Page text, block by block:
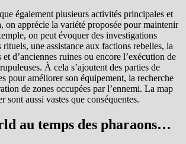
également plusieurs activités principales et
on apprécie la variété proposée pour maintenir
on peut évoquer des investigations
rituels, une assistance aux factions rebelles, la
d’anciennes ruines ou encore l’exécution de
À cela s’ajoutent des parties de
pour améliorer son équipement, la recherche
de zones occupées par l’ennemi. La map
sont aussi vastes que conséquentes.
au temps des pharaons…